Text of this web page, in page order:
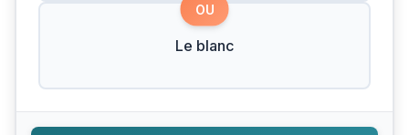
OU
Le blanc